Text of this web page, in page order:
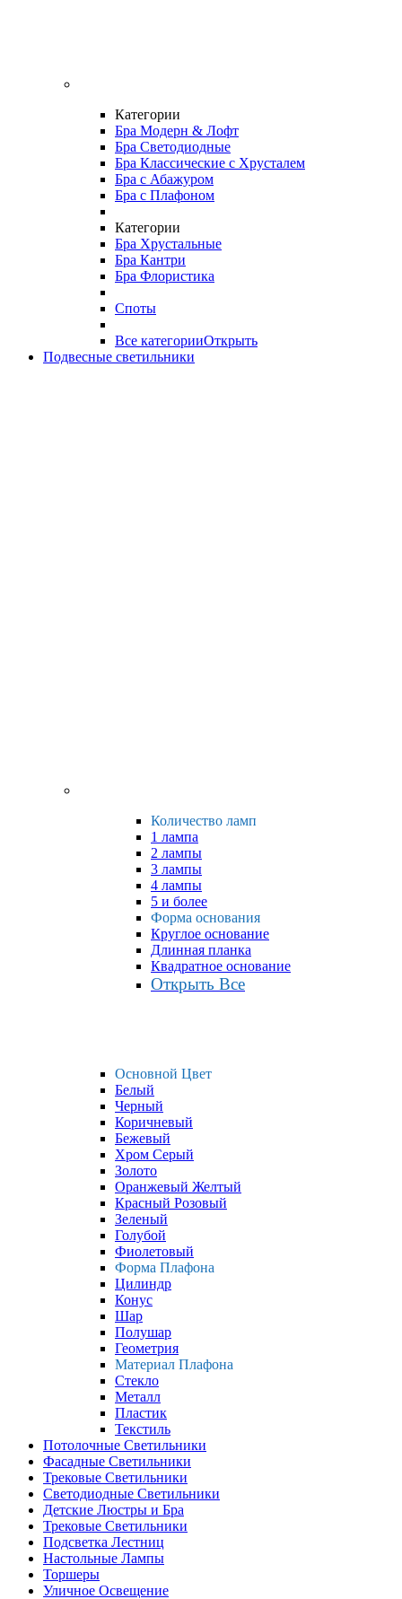
Категории
Бра Модерн & Лофт
Бра Светодиодные
Бра Классические с Хрусталем
Бра с Абажуром
Бра с Плафоном
Категории
Бра Хрустальные
Бра Кантри
Бра Флористика
Споты
Все категорииОткрыть
Подвесные светильники
Количество ламп
1 лампа
2 лампы
3 лампы
4 лампы
5 и более
Форма основания
Круглое основание
Длинная планка
Квадратное основание
Открыть Все
Основной Цвет
Белый
Черный
Коричневый
Бежевый
Хром Серый
Золото
Оранжевый Желтый
Красный Розовый
Зеленый
Голубой
Фиолетовый
Форма Плафона
Цилиндр
Конус
Шар
Полушар
Геометрия
Материал Плафона
Стекло
Металл
Пластик
Текстиль
Потолочные Светильники
Фасадные Светильники
Трековые Светильники
Светодиодные Светильники
Детские Люстры и Бра
Трековые Светильники
Подсветка Лестниц
Настольные Лампы
Торшеры
Уличное Освещение